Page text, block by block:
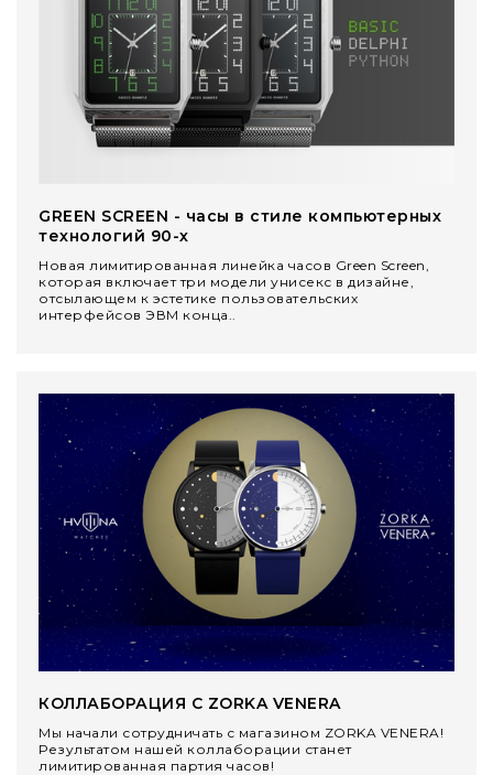
GREEN SCREEN - часы в стиле компьютерных
технологий 90-х
Новая лимитированная линейка часов Green Screen,
которая включает три модели унисекс в дизайне,
отсылающем к эстетике пользовательских
интерфейсов ЭВМ конца..
КОЛЛАБОРАЦИЯ С ZORKA VENERA
Мы начали сотрудничать с магазином ZORKA VENERA!
Результатом нашей коллаборации станет
лимитированная партия часов!